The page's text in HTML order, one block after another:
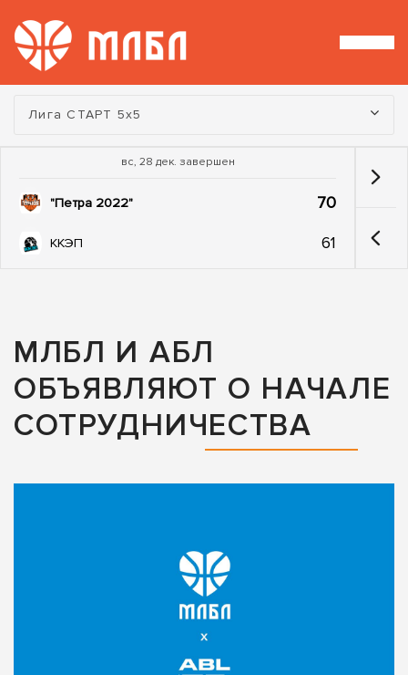
Турнир:
Лига СТАРТ 5х5
вс, 28 дек. завершен
"Петра 2022" 70
ККЭП 61
МЛБЛ И АБЛ
ОБЪЯВЛЯЮТ О НАЧАЛЕ
СОТРУДНИЧЕСТВА